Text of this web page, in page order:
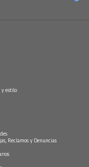
y estilo
Reclamos y Denuncias